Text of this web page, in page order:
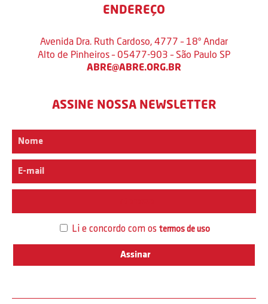
ENDEREÇO
Avenida Dra. Ruth Cardoso, 4777 – 18º Andar
Alto de Pinheiros – 05477-903 – São Paulo SP
ABRE@ABRE.ORG.BR
ASSINE NOSSA NEWSLETTER
Li e concordo com os termos de uso